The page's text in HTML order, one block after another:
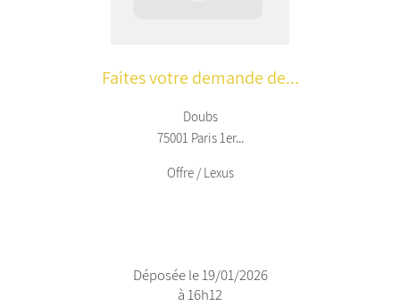
Faites votre demande de...
Doubs
75001 Paris 1er...
Offre / Lexus
Déposée le 19/01/2026
à 16h12